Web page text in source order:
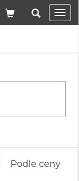
Podle ceny